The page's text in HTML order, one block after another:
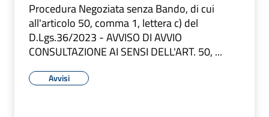
Procedura Negoziata senza Bando, di cui
all'articolo 50, comma 1, lettera c) del
D.Lgs.36/2023 - AVVISO DI AVVIO
CONSULTAZIONE AI SENSI DELL'ART. 50, ...
Avvisi